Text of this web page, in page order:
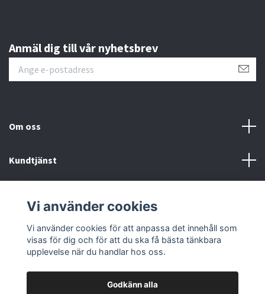
Anmäl dig till vår nyhetsbrev
Om oss
Kundtjänst
Sociala medier
Vi använder cookies
Vi använder cookies för att anpassa det innehåll som
visas för dig och för att du ska få bästa tänkbara
upplevelse när du handlar hos oss.
Godkänn alla